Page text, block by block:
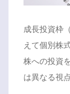
成長投資枠
えて個別株
株への投資
は異なる視